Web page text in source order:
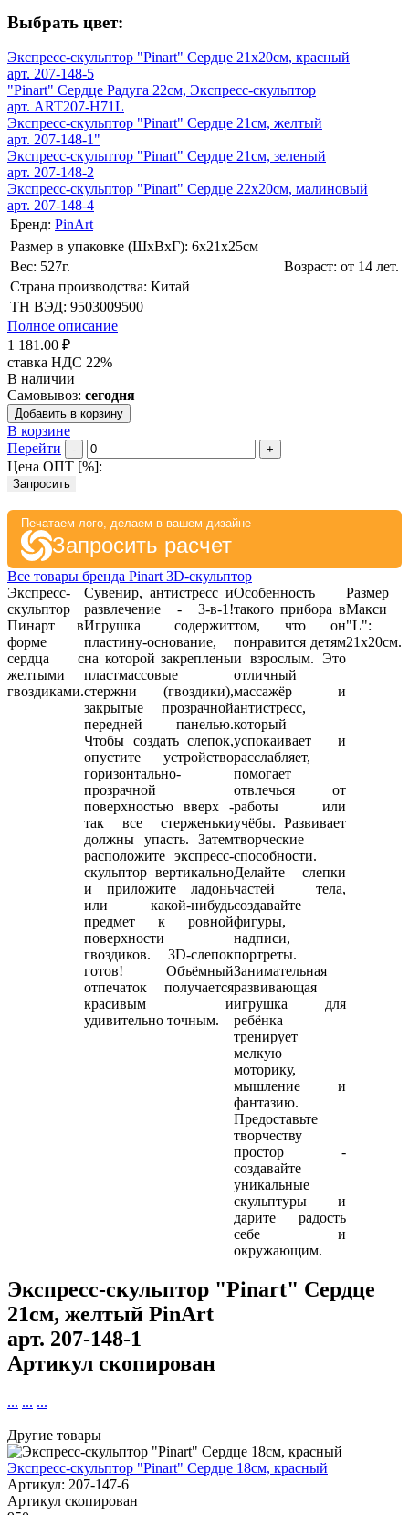
Выбрать цвет:
Экспресс-скульптор "Pinart" Сердце 21х20см, красный
арт. 207-148-5
"Pinart" Сердце Радуга 22см, Экспресс-скульптор
арт. ART207-H71L
Экспресс-скульптор "Pinart" Сердце 21см, желтый
арт. 207-148-1"
Экспресс-скульптор "Pinart" Сердце 21см, зеленый
арт. 207-148-2
Экспресс-скульптор "Pinart" Сердце 22х20см, малиновый
арт. 207-148-4
Бренд: PinArt
Размер в упаковке (ШхВxГ): 6х21х25cм
Вес: 527г.
Возраст: от 14 лет.
Страна производства: Китай
ТН ВЭД: 9503009500
Полное описание
1 181.00 ₽
ставка НДС 22%
В наличии
Самовывоз: сегодня
Добавить в корзину
В корзине
Перейти
- +
Цена ОПТ [%]:
Запросить
Печатаем лого, делаем в вашем дизайне
Запросить расчет
Все товары бренда Pinart 3D-скульптор
Экспресс-
скульптор
Пинарт в
форме
сердца с
желтыми
гвоздиками.
Сувенир, антистресс и
развлечение - 3-в-1!
Игрушка содержит
пластину-основание,
на которой закреплены
пластмассовые
стержни (гвоздики),
закрытые прозрачной
передней панелью.
Чтобы создать слепок,
опустите устройство
горизонтально-
прозрачной
поверхностью вверх -
так все стерженьки
должны упасть. Затем
расположите экспресс-
скульптор вертикально
и приложите ладонь
или какой-нибудь
предмет к ровной
поверхности
гвоздиков. 3D-слепок
готов! Объёмный
отпечаток получается
красивым и
удивительно точным.
Особенность
такого прибора в
том, что он
понравится детям
и взрослым. Это
отличный
массажёр и
антистресс,
который
успокаивает и
расслабляет,
помогает
отвлечься от
работы или
учёбы. Развивает
творческие
способности.
Делайте слепки
частей тела,
создавайте
фигуры,
надписи,
портреты.
Занимательная
развивающая
игрушка для
ребёнка
тренирует
мелкую
моторику,
мышление и
фантазию.
Предоставьте
творчеству
простор -
создавайте
уникальные
скульптуры и
дарите радость
себе и
окружающим.
Размер
Макси
"L":
21х20см.
Экспресс-скульптор "Pinart" Сердце
21см, желтый PinArt
арт. 207-148-1
Артикул скопирован
... ... ...
Другие товары
Экспресс-скульптор "Pinart" Сердце 18см, красный
Артикул: 207-147-6
Артикул скопирован